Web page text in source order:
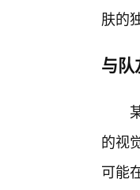
肤的
与队
的视
可能